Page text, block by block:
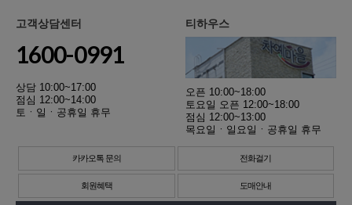
고객상담센터
1600-0991
상담 10:00~17:00
점심 12:00~14:00
토ㆍ일ㆍ공휴일 휴무
티하우스
오픈 10:00~18:00
토요일 오픈 12:00~18:00
점심 12:00~13:00
목요일ㆍ일요일ㆍ공휴일 휴무
카카오톡 문의 전화걸기
회원혜택 도매안내